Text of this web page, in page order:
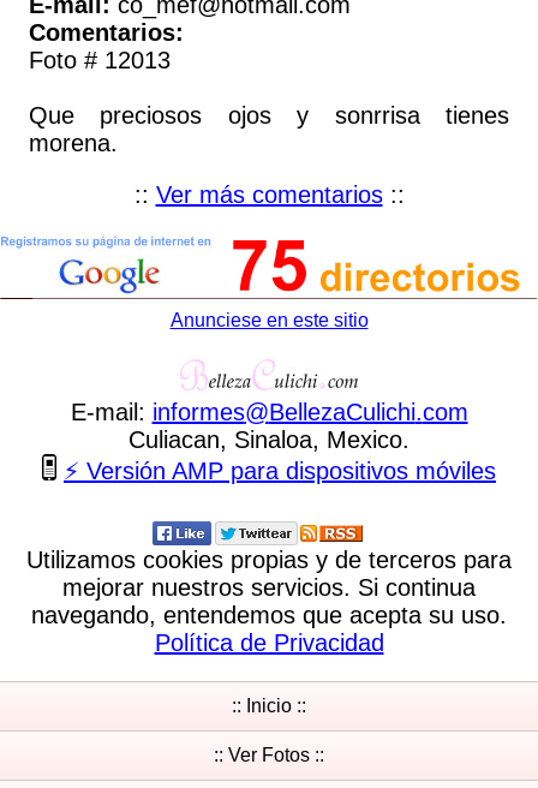
Comentarios:
Foto # 12013
Que preciosos ojos y sonrrisa tienes
morena.
:: Ver más comentarios::
Anunciese en este sitio
E-mail: informes@BellezaCulichi.com
Culiacan, Sinaloa, Mexico.
⚡ Versión AMP para dispositivos móviles
Utilizamos cookies propias y de terceros para
mejorar nuestros servicios. Si continua
navegando, entendemos que acepta su uso.
Política de Privacidad
:: Inicio ::
:: Ver Fotos ::